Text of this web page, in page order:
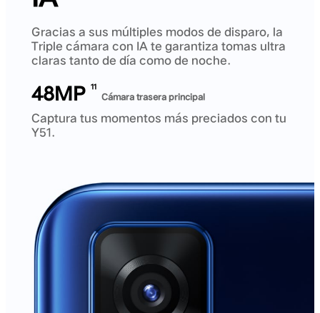
Gracias a sus múltiples modos de disparo, la
Triple cámara con IA te garantiza tomas ultra
claras tanto de día como de noche.
48MP 11
Cámara trasera principal
Captura tus momentos más preciados con tu
Y51.